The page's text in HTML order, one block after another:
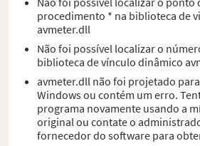
procedimento * na biblioteca de
avmeter.dll
Não foi possível localizar o
biblioteca de vínculo dinâmico
avmeter.dll não foi projetado
Windows ou contém um erro.
programa novamente usando a
original ou contate o
fornecedor do software para